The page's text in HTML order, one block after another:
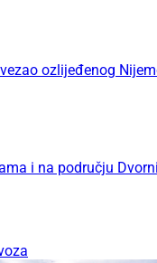
ozlijeđenog
i na području